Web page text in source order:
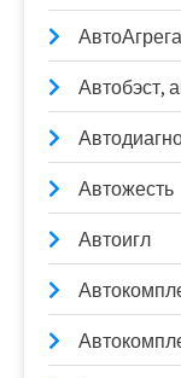
Автобэст,
Автожесть
Автоигл